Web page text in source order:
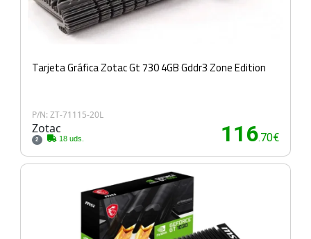
Tarjeta Gráfica Zotac Gt 730 4GB Gddr3 Zone Edition
P/N: ZT-71115-20L
Zotac
2 18 uds. 116.70€